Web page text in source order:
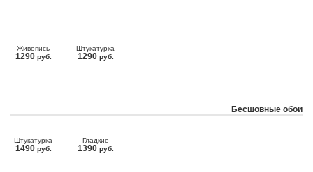
Живопись
1290 руб.
Штукатурка
1290 руб.
Бесшовные обои
Штукатурка
1490 руб.
Гладкие
1390 руб.